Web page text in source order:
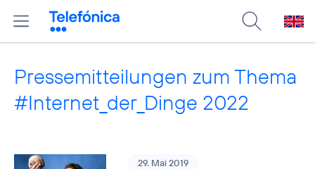
Pressemitteilungen zum Thema
#Internet_der_Dinge 2022
29. Mai 2019